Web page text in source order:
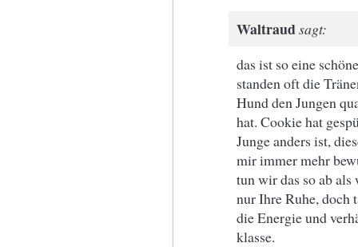
Waltraudsagt:
das ist so eine
standen oft die
Hund den Jungen
hat. Cookie hat
Junge anders ist,
mir immer mehr
tun wir das so ab
nur Ihre Ruhe, doch
die Energie und
klasse.